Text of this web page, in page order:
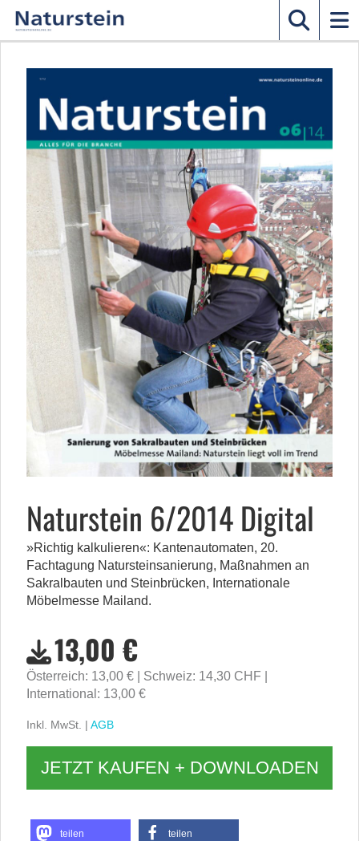
Naturstein 6/2014 Digital
»Richtig kalkulieren«: Kantenautomaten, 20.
Fachtagung Natursteinsanierung, Maßnahmen an
Sakralbauten und Steinbrücken, Internationale
Möbelmesse Mailand.
13,00 €
Österreich: 13,00 €
Schweiz: 14,30 CHF
International: 13,00 €
Inkl. MwSt. | AGB
JETZT KAUFEN + DOWNLOADEN
teilen teilen